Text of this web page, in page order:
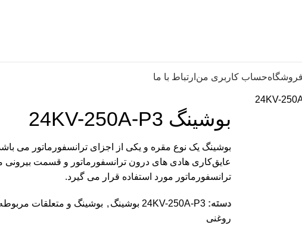
حساب کاربری من ارتباط با ما
بوشینگ 24KV-250A-P3
بوشینگ یک نوع مقره و یکی از اجزای ترانسفورماتور می
عایق‌کاری هادی ‌های درون ترانسفورماتور و قسمت
ترانسفورماتور مورد استفاده قرار می گیرد.
دسته: 24KV-250A-P3 بوشینگ , بوشینگ و متعلقات
روغنی